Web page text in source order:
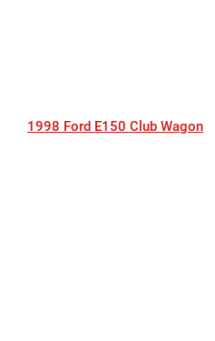
1998 Ford E150 Club Wagon